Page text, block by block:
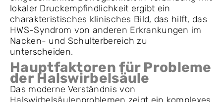
lokaler Druckempfindlichkeit ergibt ein
charakteristisches klinisches Bild, das hilft, das
HWS-Syndrom von anderen Erkrankungen im
Nacken- und Schulterbereich zu
unterscheiden.
Hauptfaktoren für Probleme
der Halswirbelsäule
Das moderne Verständnis von